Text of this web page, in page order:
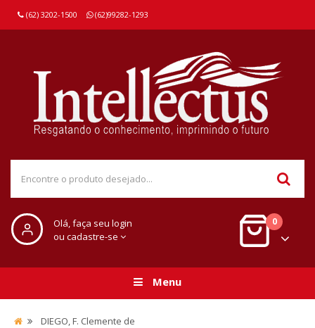
(62) 3202-1500 (62)99282-1293
Olá, faça seu login
ou cadastre-se
0
Menu
DIEGO, F. Clemente de